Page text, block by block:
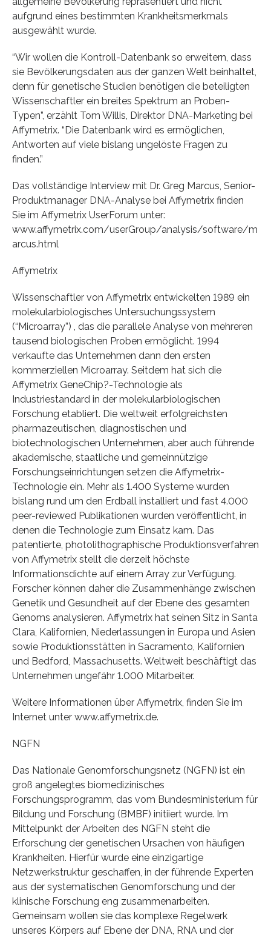
aufgrund eines bestimmten Krankheitsmerkmals
ausgewählt wurde.
“Wir wollen die Kontroll-Datenbank so erweitern, dass
sie Bevölkerungsdaten aus der ganzen Welt beinhaltet,
denn für genetische Studien benötigen die beteiligten
Wissenschaftler ein breites Spektrum an Proben-
Typen”, erzählt Tom Willis, Direktor DNA-Marketing bei
Affymetrix. “Die Datenbank wird es ermöglichen,
Antworten auf viele bislang ungelöste Fragen zu
finden.”
Das vollständige Interview mit Dr. Greg Marcus, Senior-
Produktmanager DNA-Analyse bei Affymetrix finden
Sie im Affymetrix UserForum unter:
www.affymetrix.com/userGroup/analysis/software/m
arcus.html
Affymetrix
Wissenschaftler von Affymetrix entwickelten 1989 ein
molekularbiologisches Untersuchungssystem
(“Microarray”) , das die parallele Analyse von mehreren
tausend biologischen Proben ermöglicht. 1994
verkaufte das Unternehmen dann den ersten
kommerziellen Microarray. Seitdem hat sich die
Affymetrix GeneChip?-Technologie als
Industriestandard in der molekularbiologischen
Forschung etabliert. Die weltweit erfolgreichsten
pharmazeutischen, diagnostischen und
biotechnologischen Unternehmen, aber auch führende
akademische, staatliche und gemeinnützige
Forschungseinrichtungen setzen die Affymetrix-
Technologie ein. Mehr als 1.400 Systeme wurden
bislang rund um den Erdball installiert und fast 4.000
peer-reviewed Publikationen wurden veröffentlicht, in
denen die Technologie zum Einsatz kam. Das
patentierte, photolithographische Produktionsverfahren
von Affymetrix stellt die derzeit höchste
Informationsdichte auf einem Array zur Verfügung.
Forscher können daher die Zusammenhänge zwischen
Genetik und Gesundheit auf der Ebene des gesamten
Genoms analysieren. Affymetrix hat seinen Sitz in Santa
Clara, Kalifornien, Niederlassungen in Europa und Asien
sowie Produktionsstätten in Sacramento, Kalifornien
und Bedford, Massachusetts. Weltweit beschäftigt das
Unternehmen ungefähr 1.000 Mitarbeiter.
Weitere Informationen über Affymetrix, finden Sie im
Internet unter www.affymetrix.de.
NGFN
Das Nationale Genomforschungsnetz (NGFN) ist ein
groß angelegtes biomedizinisches
Forschungsprogramm, das vom Bundesministerium für
Bildung und Forschung (BMBF) initiiert wurde. Im
Mittelpunkt der Arbeiten des NGFN steht die
Erforschung der genetischen Ursachen von häufigen
Krankheiten. Hierfür wurde eine einzigartige
Netzwerkstruktur geschaffen, in der führende Experten
aus der systematischen Genomforschung und der
klinische Forschung eng zusammenarbeiten.
Gemeinsam wollen sie das komplexe Regelwerk
unseres Körpers auf Ebene der DNA, RNA und der